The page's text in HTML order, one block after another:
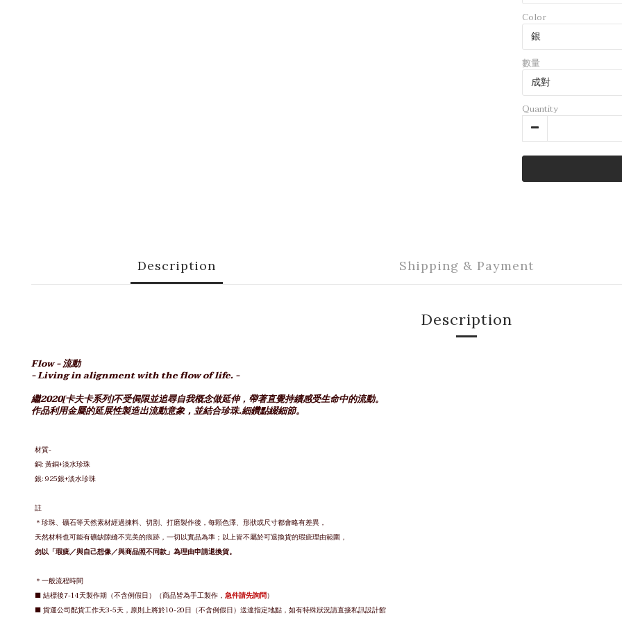
Color
數量
Quantity
Description Shipping & Payment
Description
Flow - 流動
- Living in alignment with the flow of life. -
繼2020[卡夫卡系列]不受侷限並追尋自我概念做延伸，帶著直覺持續感受生命中的流動。
作品利用金屬的延展性製造出流動意象，並結合珍珠.細鑽點綴細節。
材質-
銅: 黃銅+淡水珍珠
銀: 925銀+淡水珍珠
註
＊珍珠、礦石等天然素材經過揀料、切割、打磨製作後，每顆色澤、形狀或尺寸都會略有差異，
天然材料也可能有礦缺隙縫不完美的痕跡， 一切以實品為準； 以上皆不屬於可退換貨的瑕疵理由範圍，
勿以「瑕疵／與自己想像／與商品照不同款」為理由申請退換貨。
＊一般流程時間
■ 結標後7-14天製作期（不含例假日）（商品皆為手工製作， 急件請先詢問）
■ 貨運公司配貨工作天3-5天，原則上將於10-20日（不含例假日）送達指定地點，如有特殊狀況請直接私訊設計館